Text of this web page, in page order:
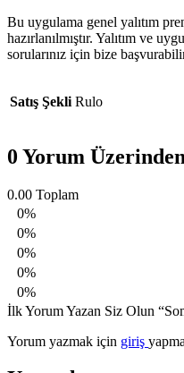
Bu uygulama genel yalıtım
hazırlanılmıştır. Yalıtım ve
sorularınız için bize
Satış Şekli Rulo
0 Yorum Üzerinden
0.00 Toplam
0%
0%
0%
0%
0%
İlk Yorum Yazan Siz Olun
Yorum yazmak için giriş